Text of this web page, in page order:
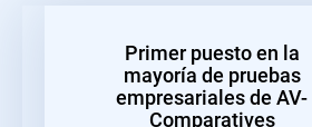
Primer puesto en la
mayoría de pruebas
empresariales de AV-
Comparatives